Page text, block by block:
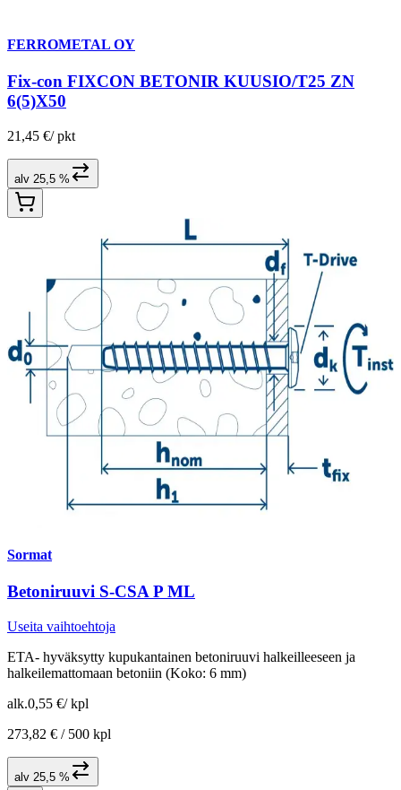
FERROMETAL OY
Fix-con FIXCON BETONIR KUUSIO/T25 ZN
6(5)X50
21,45 €/ pkt
alv 25,5 %
Sormat
Betoniruuvi S-CSA P ML
Useita vaihtoehtoja
ETA- hyväksytty kupukantainen betoniruuvi halkeilleeseen ja
halkeilemattomaan betoniin (Koko: 6 mm)
alk.0,55 €/ kpl
273,82 € / 500 kpl
alv 25,5 %